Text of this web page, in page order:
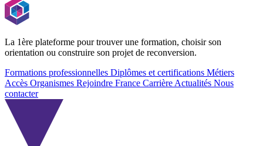
La 1ère plateforme pour trouver une formation, choisir son
orientation ou construire son projet de reconversion.
Formations professionnelles Diplômes et certifications Métiers
Accès Organismes Rejoindre France Carrière Actualités Nous
contacter